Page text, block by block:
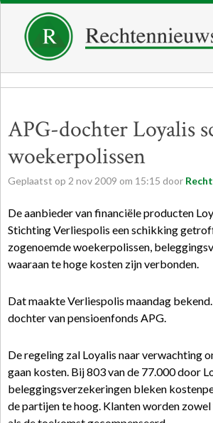
APG-dochter Loyalis
woekerpolissen
Geplaatst op 2 nov 2009 om 15:15 door
De aanbieder van financiële producten
Stichting Verliespolis een schikking
zogenoemde woekerpolissen,
waaraan te hoge kosten zijn verbonden.
Dat maakte Verliespolis maandag
dochter van pensioenfonds APG.
De regeling zal Loyalis naar verwachting
gaan kosten. Bij 803 van de 77.000 door
beleggingsverzekeringen bleken
de partijen te hoog. Klanten worden